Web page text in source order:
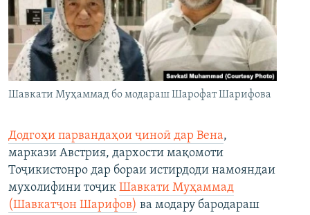
Шавкати Муҳаммад бо модараш Шарофат Шарифова
Додгоҳи парвандаҳои ҷиноӣ дар Вена,
маркази Австрия, дархости мақомоти
Тоҷикистонро дар бораи истирдоди намояндаи
мухолифини тоҷик Шавкати Муҳаммад
(Шавкатҷон Шарифов) ва модару бародараш